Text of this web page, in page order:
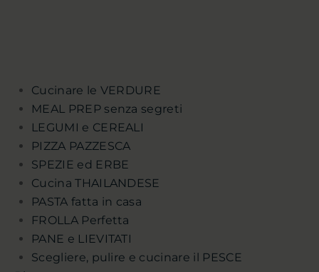
Cucinare le VERDURE
MEAL PREP senza segreti
LEGUMI e CEREALI
PIZZA PAZZESCA
SPEZIE ed ERBE
Cucina THAILANDESE
PASTA fatta in casa
FROLLA Perfetta
PANE e LIEVITATI
Scegliere, pulire e cucinare il PESCE